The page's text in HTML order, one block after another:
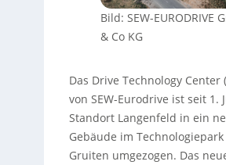
Bild: SEW-EURODRIVE
& Co KG
Das Drive Technology Center
von SEW-Eurodrive ist seit 1.
Standort Langenfeld in ein
Gebäude im Technologiepark
Gruiten umgezogen. Das